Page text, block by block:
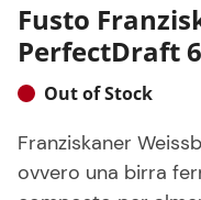
Fusto
PerfectDraft
Out of Stock
Franziskaner
ovvero una birra